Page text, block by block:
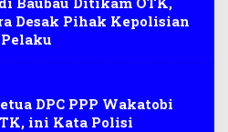
Desak Pihak Kepolisian
DPC PPP Wakatobi
ini Kata Polisi